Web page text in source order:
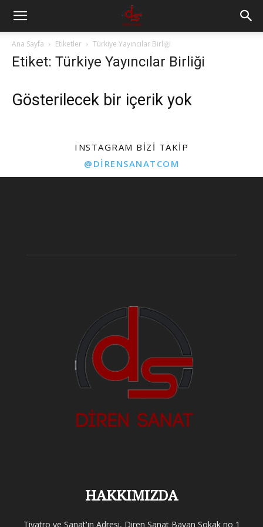
Ana Sayfa Etiketler Türkiye Yayıncılar Birliği
Etiket: Türkiye Yayıncılar Birliği
Gösterilecek bir içerik yok
INSTAGRAM BIZI TAKIP
@DIRENSANATCOM
HAKKIMIZDA
Tiyatro ve Sanat'ın Adresi, Diren Sanat Bayan Sokak no 1